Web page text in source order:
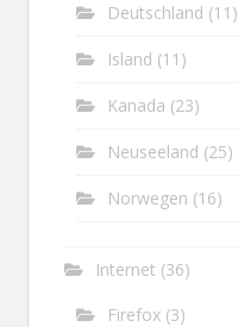
Deutschland (11)
Island (11)
Kanada (23)
Neuseeland (25)
Norwegen (16)
Internet (36)
Firefox (3)